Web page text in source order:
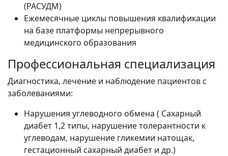
(РАСУДМ)
Ежемесячные циклы повышения квалификации
на базе платформы непрерывного
медицинского образования
Профессиональная специализация
Диагностика, лечение и наблюдение пациентов с
заболеваниями:
Нарушения углеводного обмена ( Сахарный
диабет 1,2 типы, нарушение толерантности к
углеводам, нарушение гликемии натощак,
гестационный сахарный диабет и др.)